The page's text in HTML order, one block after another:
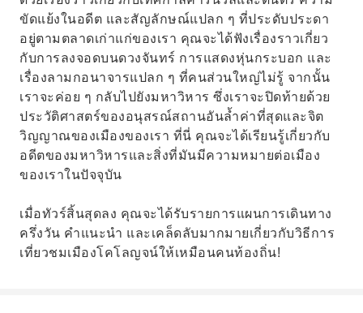
ขัดแย้งในอดีต และสัญลักษณ์แปลก ๆ ที่ประดับประดา
อยู่ตามตลาดเก่าแก่ของเรา คุณจะได้ฟังเรื่องราวเกี่ยว
กับการลงจอดบนดวงจันทร์ การแสดงหุ่นกระบอก และ
เรื่องลามกอนาจารแปลก ๆ ที่คนส่วนใหญ่ไม่รู้ จากนั้น
เราจะค่อย ๆ กลับไปยังมหาวิหาร ซึ่งเราจะปิดท้ายด้วย
ประวัติศาสตร์ของอนุสรณ์สถานอันล้ำค่าที่สุดและจิต
วิญญาณของเมืองของเรา ที่นี่ คุณจะได้เรียนรู้เกี่ยวกับ
อดีตของมหาวิหารและสิ่งที่มันมีความหมายต่อเมือง
ของเราในปัจจุบัน
เมื่อทัวร์สิ้นสุดลง คุณจะได้รับรายการแผนการเดินทาง
ครึ่งวัน คำแนะนำ และเคล็ดลับมากมายเกี่ยวกับวิธีการ
เที่ยวชมเมืองโคโลญจน์ให้เหมือนคนท้องถิ่น!